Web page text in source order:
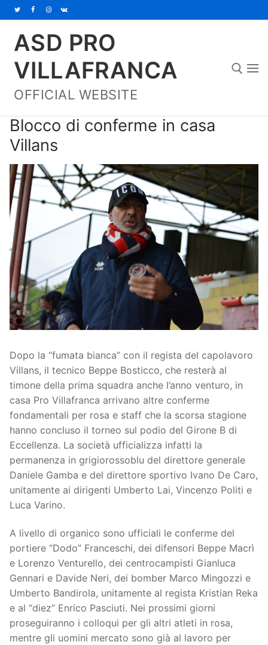
al
contenuto
ASD PRO
VILLAFRANCA
OFFICIAL WEBSITE
Home
Società
La Storia
Organigramma
Centro Sportivo
Prima Squadra
Settore Giovanile
Organizzazione
Piccoli amici
Pulcini
Primi calci
Esordienti
Juniores
Campionati
Eccellenza
Settore Giovanile
Contatti
Sponsor
Blocco di conferme in casa
Villans
Dopo la “fumata bianca” con il regista del capolavoro
Villans, il tecnico Beppe Bosticco, che resterà al
timone della prima squadra anche l’anno venturo, in
casa Pro Villafranca arrivano altre conferme
fondamentali per rosa e staff che la scorsa stagione
hanno concluso il torneo sul podio del Girone B di
Eccellenza. La società ufficializza infatti la
permanenza in grigiorossoblu del direttore generale
Daniele Gamba e del direttore sportivo Ivano De Caro,
unitamente ai dirigenti Umberto Lai, Vincenzo Politi e
Luca Varino.
A livello di organico sono ufficiali le conferme del
portiere “Dodo” Franceschi, dei difensori Beppe Macrì
e Lorenzo Venturello, dei centrocampisti Gianluca
Gennari e Davide Neri, dei bomber Marco Mingozzi e
Umberto Bandirola, unitamente al regista Kristian Reka
e al “diez” Enrico Pasciuti. Nei prossimi giorni
proseguiranno i colloqui per gli altri atleti in rosa,
mentre gli uomini mercato sono già al lavoro per